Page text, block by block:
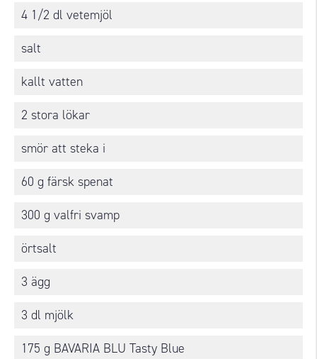
4 1/2 dl vetemjöl
salt
kallt vatten
2 stora lökar
smör att steka i
60 g färsk spenat
300 g valfri svamp
örtsalt
3 ägg
3 dl mjölk
175 g BAVARIA BLU Tasty Blue